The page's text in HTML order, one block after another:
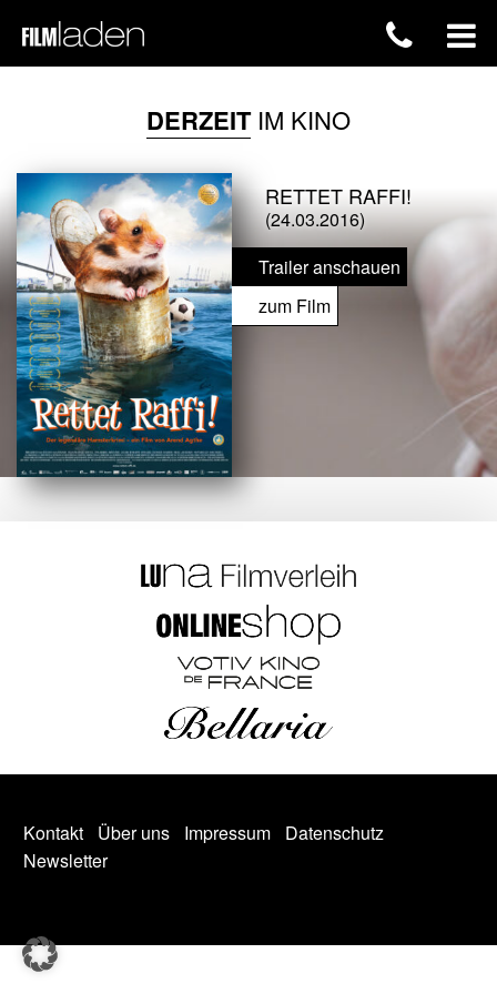
DERZEITIM KINO
RETTET RAFFI!
(24.03.2016)
Trailer anschauen
zum Film
Kontakt Über uns Impressum
Datenschutz
Newsletter